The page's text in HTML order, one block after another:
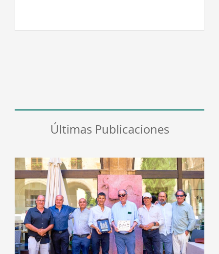
Últimas Publicaciones